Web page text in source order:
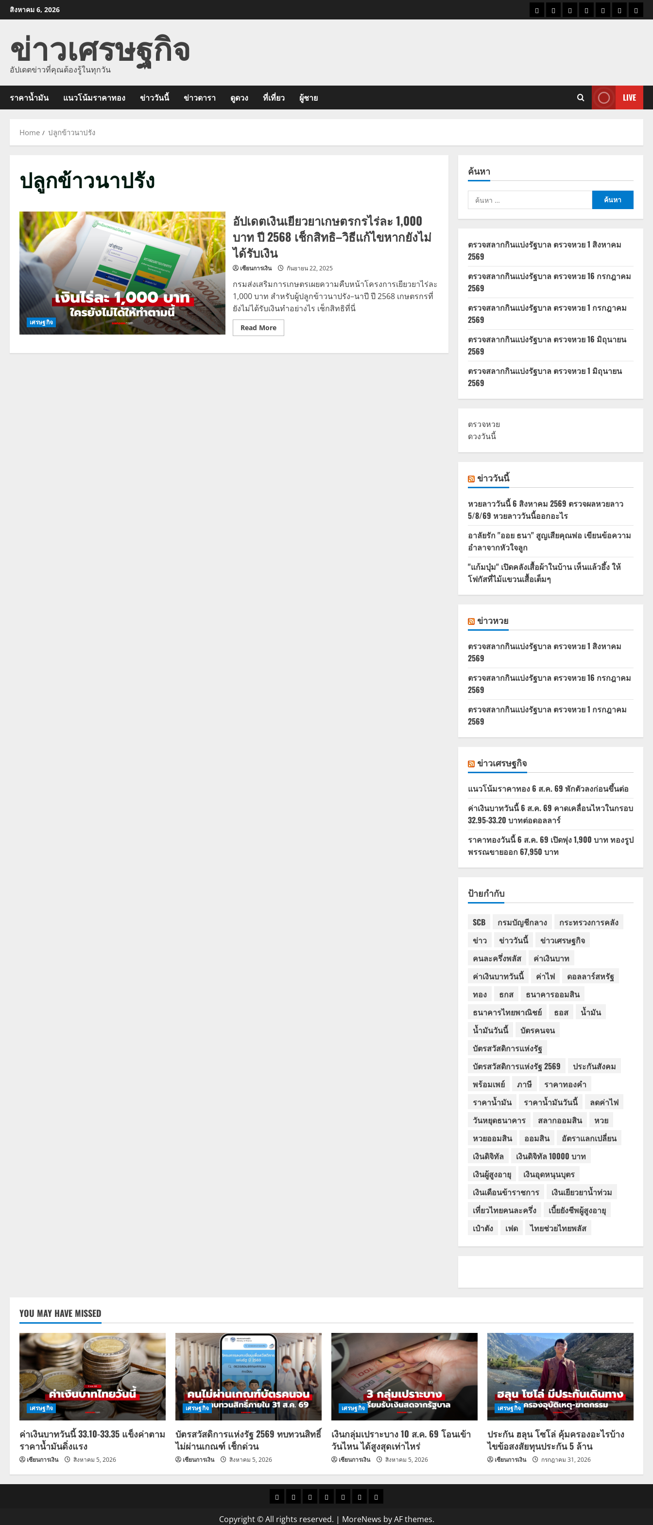
Skip
to
สิงหาคม 6, 2026
ราคาแนว
ข่าว
ข่าว
ดูด
ที่
ผู้ชา
ข่าวเศรษฐกิจ
อัปเดตข่าวที่คุณต้องรู้ในทุกวัน
ราคาน้ำมัน แนวโน้มราคาทอง ข่าววันนี้ ข่าวดารา ดูดวง ที่เที่ยว ผู้ชาย LIVE
Home ปลูกข้าวนาปรัง
ปลูกข้าวนาปรัง
เศรษฐกิจ
อัปเดตเงินเยียวยาเกษตรกรไร่ละ 1,000
บาท ปี 2568 เช็กสิทธิ–วิธีแก้ไขหากยังไม่
ได้รับเงิน
เซียนการเงิน กันยายน 22, 2025
กรมส่งเสริมการเกษตรเผยความคืบหน้าโครงการเยียวยาไร่ละ
1,000 บาท สำหรับผู้ปลูกข้าวนาปรัง–นาปี ปี 2568 เกษตรกรที่
ยังไม่ได้รับเงินทำอย่างไร เช็กสิทธิที่นี่
Read MoreRead
more
เงิน
ค้นหา
ค้นหา
สำหรับ:
ตรวจสลากกินแบ่งรัฐบาล ตรวจหวย 1 สิงหาคม
2569
ตรวจสลากกินแบ่งรัฐบาล ตรวจหวย 16 กรกฎาคม
2569
ตรวจสลากกินแบ่งรัฐบาล ตรวจหวย 1 กรกฎาคม
2569
ตรวจสลากกินแบ่งรัฐบาล ตรวจหวย 16 มิถุนายน
2569
ตรวจสลากกินแบ่งรัฐบาล ตรวจหวย 1 มิถุนายน
2569
ตรวจหวย
ดวงวันนี้
ข่าววันนี้
หวยลาววันนี้ 6 สิงหาคม 2569 ตรวจผลหวยลาว
5/8/69 หวยลาววันนี้ออกอะไร
อาลัยรัก "ออย ธนา" สูญเสียคุณพ่อ เขียนข้อความ
อำลาจากหัวใจลูก
"แก้มบุ๋ม" เปิดคลังเสื้อผ้าในบ้าน เห็นแล้วอึ้ง ให้
โฟกัสที่ไม้แขวนเสื้อเต็มๆ
ข่าวหวย
ตรวจสลากกินแบ่งรัฐบาล ตรวจหวย 1 สิงหาคม
2569
ตรวจสลากกินแบ่งรัฐบาล ตรวจหวย 16 กรกฎาคม
2569
ตรวจสลากกินแบ่งรัฐบาล ตรวจหวย 1 กรกฎาคม
2569
ข่าวเศรษฐกิจ
แนวโน้มราคาทอง 6 ส.ค. 69 พักตัวลงก่อนขึ้นต่อ
ค่าเงินบาทวันนี้ 6 ส.ค. 69 คาดเคลื่อนไหวในกรอบ
32.95-33.20 บาทต่อดอลลาร์
ราคาทองวันนี้ 6 ส.ค. 69 เปิดพุ่ง 1,900 บาท ทองรูป
พรรณขายออก 67,950 บาท
ป้ายกำกับ
SCB กรมบัญชีกลาง
กระทรวงการคลัง
ข่าว
ข่าววันนี้
ข่าวเศรษฐกิจ
คนละครึ่งพลัส
ค่าเงินบาท
ค่าเงินบาทวันนี้
ค่าไฟ
ดอลลาร์สหรัฐ
ทอง
ธกส
ธนาคารออมสิน
ธนาคารไทยพาณิชย์
ธอส
น้ำมัน
น้ำมันวันนี้
บัตรคนจน
บัตรสวัสดิการแห่งรัฐ
บัตรสวัสดิการแห่งรัฐ 2569
ประกันสังคม
พร้อมเพย์
ภาษี
ราคาทองคำ
ราคาน้ำมัน
ราคาน้ำมันวันนี้
ลดค่าไฟ
วันหยุดธนาคาร
สลากออมสิน
หวย
หวยออมสิน
ออมสิน
อัตราแลกเปลี่ยน
เงินดิจิทัล
เงินดิจิทัล 10000 บาท
เงินผู้สูงอายุ
เงินอุดหนุนบุตร
เงินเดือนข้าราชการ
เงินเยียวยาน้ำท่วม
เที่ยวไทยคนละครึ่ง
เบี้ยยังชีพผู้สูงอายุ
เป๋าตัง
เฟด ไทยช่วยไทยพลัส
YOU MAY HAVE MISSED
เศรษฐกิจ
ค่าเงินบาทวันนี้ 33.10-33.35 แข็งค่าตาม
ราคาน้ำมันดิ่งแรง
เซียนการเงิน สิงหาคม 5, 2026
เศรษฐกิจ
บัตรสวัสดิการแห่งรัฐ 2569 ทบทวนสิทธิ์
ไม่ผ่านเกณฑ์ เช็กด่วน
เซียนการเงิน สิงหาคม 5, 2026
เศรษฐกิจ
เงินกลุ่มเปราะบาง 10 ส.ค. 69 โอนเข้า
วันไหน ได้สูงสุดเท่าไหร่
เซียนการเงิน สิงหาคม 5, 2026
เศรษฐกิจ
ประกัน ฮลุน โซโล่ คุ้มครองอะไรบ้าง
ไขข้อสงสัยทุนประกัน 5 ล้าน
เซียนการเงิน กรกฎาคม 31, 2026
ราคาแนว
ข่าว
ข่าว
ดูด
ที่
ผู้ชาย
Copyright © All rights reserved. | MoreNews by AF themes.